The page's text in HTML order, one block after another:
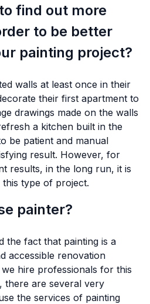
find out more
to be better
painting project?
walls at least once in their
their first apartment to
drawings made on the walls
a kitchen built in the
be patient and manual
result. However, for
results, in the long run, it is
type of project.
painter?
the fact that painting is a
accessible renovation
hire professionals for this
there are several very
the services of painting